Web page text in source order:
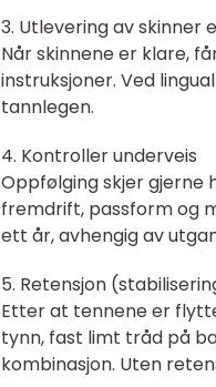
3. Utlevering av skinner
Når skinnene er klare,
instruksjoner. Ved
tannlegen.
4. Kontroller underveis
Oppfølging skjer gjerne
fremdrift, passform og
ett år, avhengig av
5. Retensjon
Etter at tennene er
tynn, fast limt tråd på
kombinasjon. Uten